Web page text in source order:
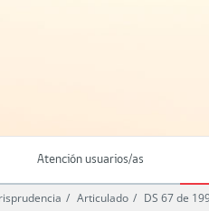
Atención usuarios/as
Articulado DS 67 de